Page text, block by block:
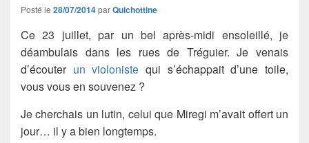
Posté le 28/07/2014parQuichottine
Ce 23 juillet, par un bel après-midi ensoleillé, je
déambulais dans les rues de Tréguier. Je venais
d’écouter un violoniste qui s’échappait d’une toile,
vous vous en souvenez ?
Je cherchais un lutin, celui que Miregi m’avait offert un
jour… il y a bien longtemps.